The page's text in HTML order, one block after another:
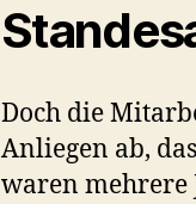
Doch die
Anliegen ab,
waren mehrere